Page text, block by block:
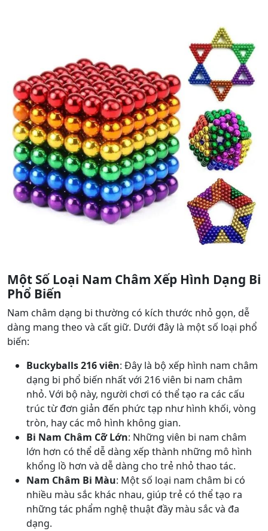
Một Số Loại Nam Châm Xếp Hình Dạng Bi
Phổ Biến
Nam châm dạng bi thường có kích thước nhỏ gọn, dễ
dàng mang theo và cất giữ. Dưới đây là một số loại phổ
biến:
Buckyballs 216 viên: Đây là bộ xếp hình nam châm
dạng bi phổ biến nhất với 216 viên bi nam châm
nhỏ. Với bộ này, người chơi có thể tạo ra các cấu
trúc từ đơn giản đến phức tạp như hình khối, vòng
tròn, hay các mô hình không gian.
Bi Nam Châm Cỡ Lớn: Những viên bi nam châm
lớn hơn có thể dễ dàng xếp thành những mô hình
khổng lồ hơn và dễ dàng cho trẻ nhỏ thao tác.
Nam Châm Bi Màu: Một số loại nam châm bi có
nhiều màu sắc khác nhau, giúp trẻ có thể tạo ra
những tác phẩm nghệ thuật đầy màu sắc và đa
dạng.